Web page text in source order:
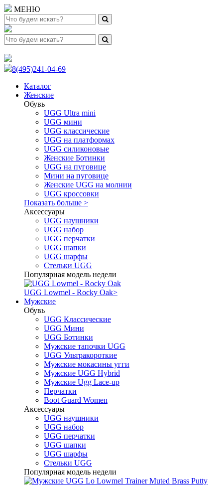
МЕНЮ
8(495)241-04-69
Каталог
Женские
Обувь
UGG Ultra mini
UGG мини
UGG классические
UGG на платформах
UGG силиконовые
Женские Ботинки
UGG на пуговице
Мини на пуговице
Женские UGG на молнии
UGG кроссовки
Показать больше >
Аксессуары
UGG наушники
UGG набор
UGG перчатки
UGG шапки
UGG шарфы
Стельки UGG
Популярная модель недели
UGG Lowmel - Rocky Oak>
Мужские
Обувь
UGG Классические
UGG Мини
UGG Ботинки
Мужские тапочки UGG
UGG Ультракороткие
Мужские мокасины угги
Мужские UGG Hybrid
Мужские Ugg Lace-up
Перчатки
Boot Guard Women
Аксессуары
UGG наушники
UGG набор
UGG перчатки
UGG шапки
UGG шарфы
Стельки UGG
Популярная модель недели